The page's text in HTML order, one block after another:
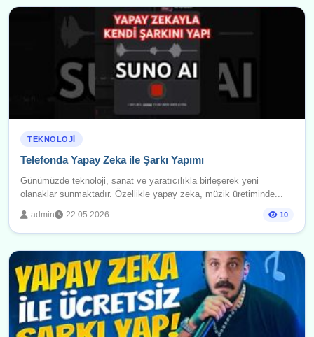
TEKNOLOJI
Telefonda Yapay Zeka ile Şarkı Yapımı
Günümüzde teknoloji, sanat ve yaratıcılıkla birleşerek yeni
olanaklar sunmaktadır. Özellikle yapay zeka, müzik üretiminde...
admin 22.05.2026 10